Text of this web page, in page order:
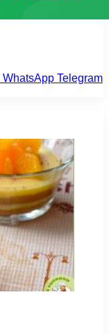
WhatsApp Telegram